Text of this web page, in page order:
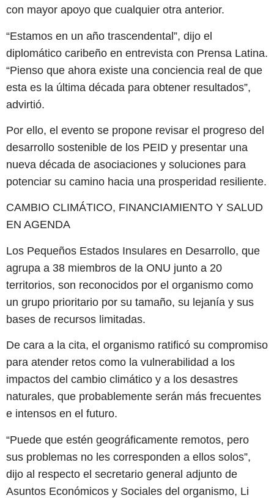
con mayor apoyo que cualquier otra anterior.
“Estamos en un año trascendental”, dijo el
diplomático caribeño en entrevista con Prensa Latina.
“Pienso que ahora existe una conciencia real de que
esta es la última década para obtener resultados”,
advirtió.
Por ello, el evento se propone revisar el progreso del
desarrollo sostenible de los PEID y presentar una
nueva década de asociaciones y soluciones para
potenciar su camino hacia una prosperidad resiliente.
CAMBIO CLIMÁTICO, FINANCIAMIENTO Y SALUD
EN AGENDA
Los Pequeños Estados Insulares en Desarrollo, que
agrupa a 38 miembros de la ONU junto a 20
territorios, son reconocidos por el organismo como
un grupo prioritario por su tamaño, su lejanía y sus
bases de recursos limitadas.
De cara a la cita, el organismo ratificó su compromiso
para atender retos como la vulnerabilidad a los
impactos del cambio climático y a los desastres
naturales, que probablemente serán más frecuentes
e intensos en el futuro.
“Puede que estén geográficamente remotos, pero
sus problemas no les corresponden a ellos solos”,
dijo al respecto el secretario general adjunto de
Asuntos Económicos y Sociales del organismo, Li